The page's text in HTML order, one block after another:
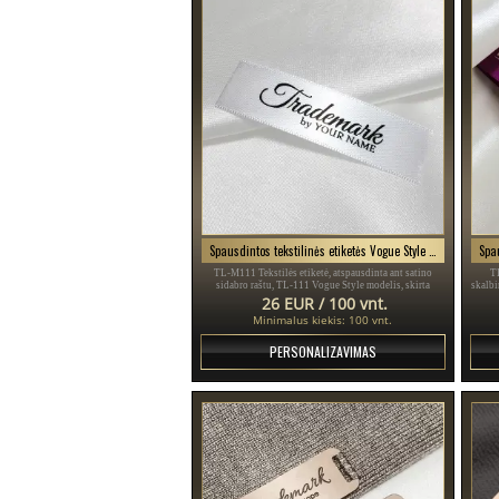
TL-M111 Tekstilės etiketė, atspausdinta ant satino
sidabro raštu, TL-111 Vogue Style modelis, skirta
drabužiams, įvairiems drabužiams ir aksesuarams.
26 EUR / 100 vnt.
Minimalus kiekis: 100 vnt.
PERSONALIZAVIMAS